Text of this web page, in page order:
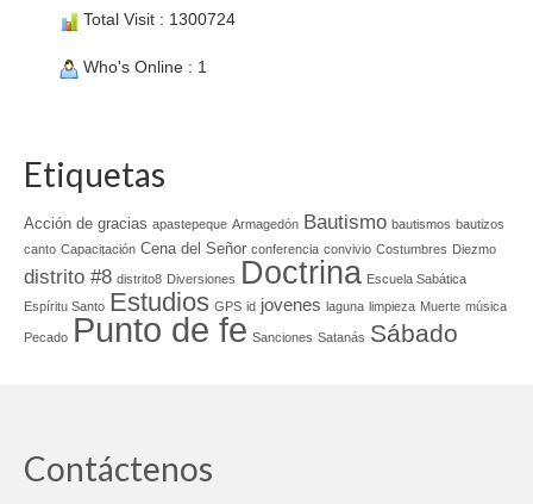
Total Visit : 1300724
Who's Online : 1
Etiquetas
Acción de gracias apastepeque Armagedón Bautismo bautismos bautizos
canto Capacitación Cena del Señor conferencia convivio Costumbres Diezmo
distrito #8 distrito8 Diversiones Doctrina Escuela Sabática
Espíritu Santo Estudios GPS id jovenes laguna limpieza Muerte música
Pecado Punto de fe Sanciones Satanás Sábado
Contáctenos